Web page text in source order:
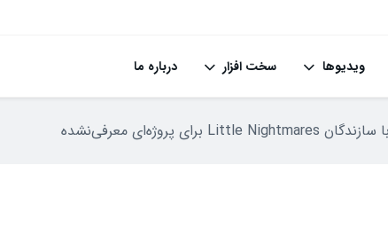
ویدیوها سخت افزار درباره ما